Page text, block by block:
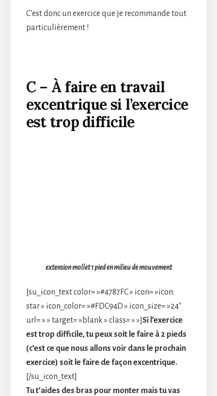
C’est donc un exercice que je recommande tout
particulièrement !
C – À faire en travail
excentrique si l’exercice
est trop difficile
extension mollet 1 pied en milieu de mouvement
[su_icon_text color= »#4787FC » icon= »icon:
star » icon_color= »#FDC94D » icon_size= »24″
url= » » target= »blank » class= » »]Si l’exercice
est trop difficile, tu peux soit le faire à 2 pieds
(c’est ce que nous allons voir dans le prochain
exercice) soit le faire de façon excentrique.
[/su_icon_text]
Tu t’aides des bras pour monter mais tu vas